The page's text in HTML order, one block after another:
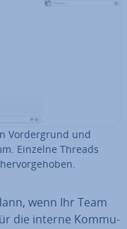
Vor­der­grund und
Einzelne Threads
wenn Ihr Team
die interne Kom­mu­